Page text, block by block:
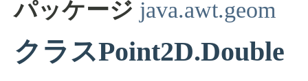
パッケージ java.awt.geom
クラスPoint2D.Double